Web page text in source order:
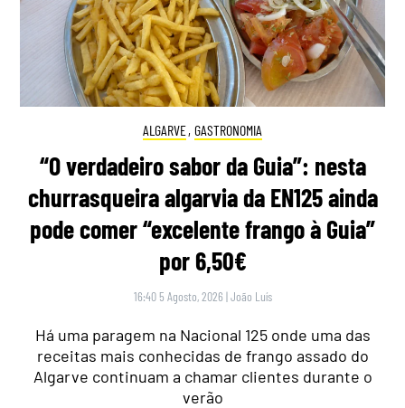
ALGARVE, GASTRONOMIA
“O verdadeiro sabor da Guia”: nesta
churrasqueira algarvia da EN125 ainda
pode comer “excelente frango à Guia”
por 6,50€
16:40 5 Agosto, 2026 |João Luís
Há uma paragem na Nacional 125 onde uma das
receitas mais conhecidas de frango assado do
Algarve continuam a chamar clientes durante o
verão